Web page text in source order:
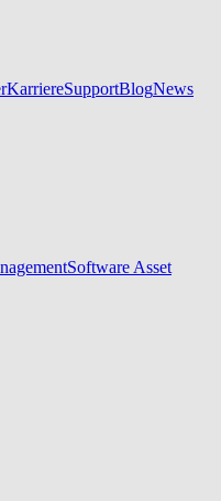
KarriereSupportBlogNews
Software Asset